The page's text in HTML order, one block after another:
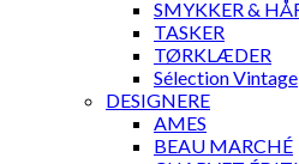
SMYKKER &
TASKER
TØRKLÆDER
Sélection Vintage
DESIGNERE
AMES
BEAU MARCHÉ